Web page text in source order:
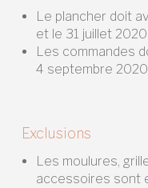
Le plancher doit
et le 31 juillet
Les commandes
4 septembre
Exclusions
Les moulures,
accessoires sont